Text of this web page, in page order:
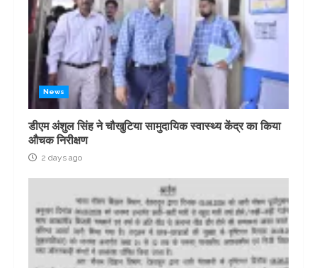
News
डीएम अंशुल सिंह ने चौखुटिया सामुदायिक स्वास्थ्य केंद्र का किया
औचक निरीक्षण
2 days ago